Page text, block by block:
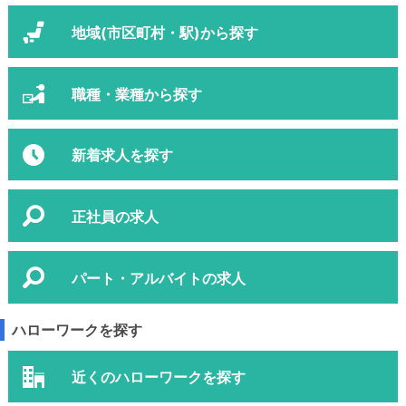
地域(市区町村・駅)から探す
職種・業種から探す
新着求人を探す
正社員の求人
パート・アルバイトの求人
ハローワークを探す
近くのハローワークを探す